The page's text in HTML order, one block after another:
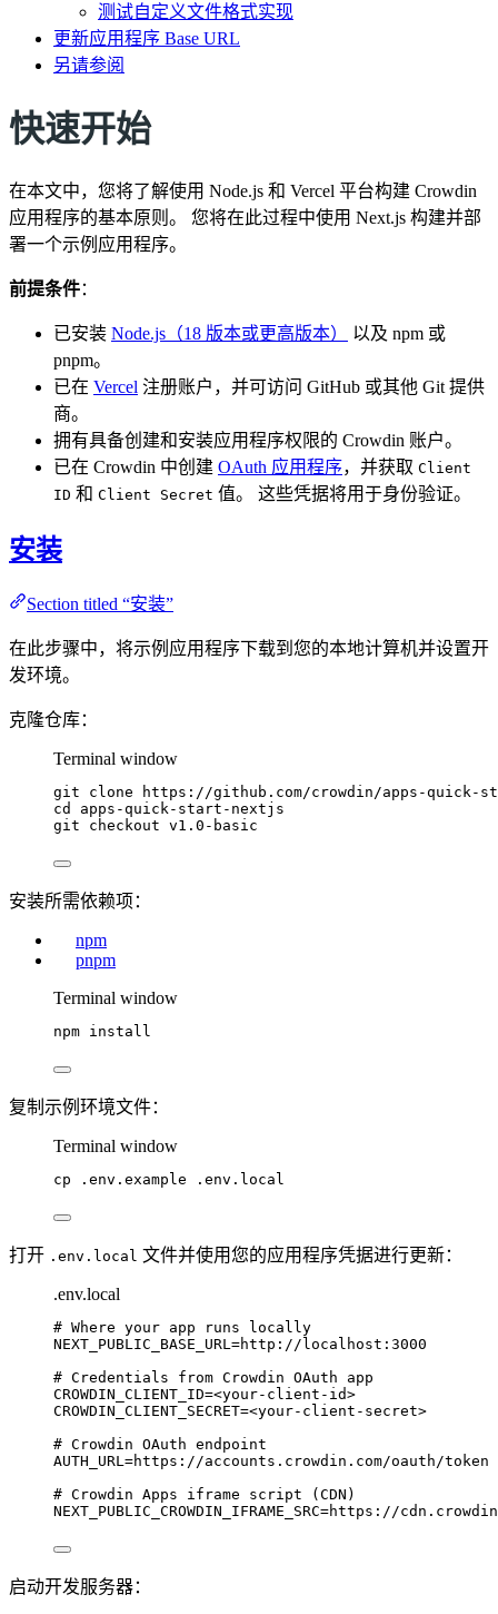
测试自定义文件格式实现
更新应用程序 Base URL
另请参阅
快速开始
在本文中，您将了解使用 Node.js 和 Vercel 平台构建 Crowdin
应用程序的基本原则。 您将在此过程中使用 Next.js 构建并部
署一个示例应用程序。
前提条件：
已安装 Node.js（18 版本或更高版本）
以及 npm 或
pnpm。
已在 Vercel 注册账户，并可访问 GitHub 或其他 Git 提供
商。
拥有具备创建和安装应用程序权限的 Crowdin 账户。
已在 Crowdin 中创建 OAuth 应用程序，并获取 Client
ID 和 Client Secret 值。 这些凭据将用于身份验证。
安装
Section titled “安装”
在此步骤中，将示例应用程序下载到您的本地计算机并设置开
发环境。
克隆仓库：
Terminal window
git clone
https://github.com/crowdin/apps-
cd
apps-quick-start-nextjs
git
checkout v1.0-basic
安装所需依赖项：
npm
pnpm
Terminal window
npm install
复制示例环境文件：
Terminal window
cp .env.example .env.local
打开 .env.local 文件并使用您的应用程序凭据进行更新：
.env.local
# Where your app runs locally
NEXT_PUBLIC_BASE_URL =http://localhost:3000
# Credentials from Crowdin OAuth app
CROWDIN_CLIENT_ID=<your-client-id>
CROWDIN_CLIENT_SECRET=<your-client-secret>
# Crowdin OAuth endpoint
AUTH_URL =https://accounts.crowdin.com/oauth/token
# Crowdin Apps iframe script (CDN)
NEXT_PUBLIC_CROWDIN_IFRAME_SRC=https://
启动开发服务器：